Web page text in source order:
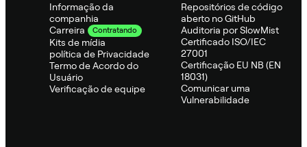
Informação da
companhia
Carreira
Contratando
Kits de mídia
política de Privacidade
Termo de Acordo do
Usuário
Verificação de equipe
Repositórios de código
aberto no GitHub
Auditoria por SlowMist
Certificado ISO/IEC
27001
Certificação EU NB (EN
18031)
Comunicar uma
Vulnerabilidade